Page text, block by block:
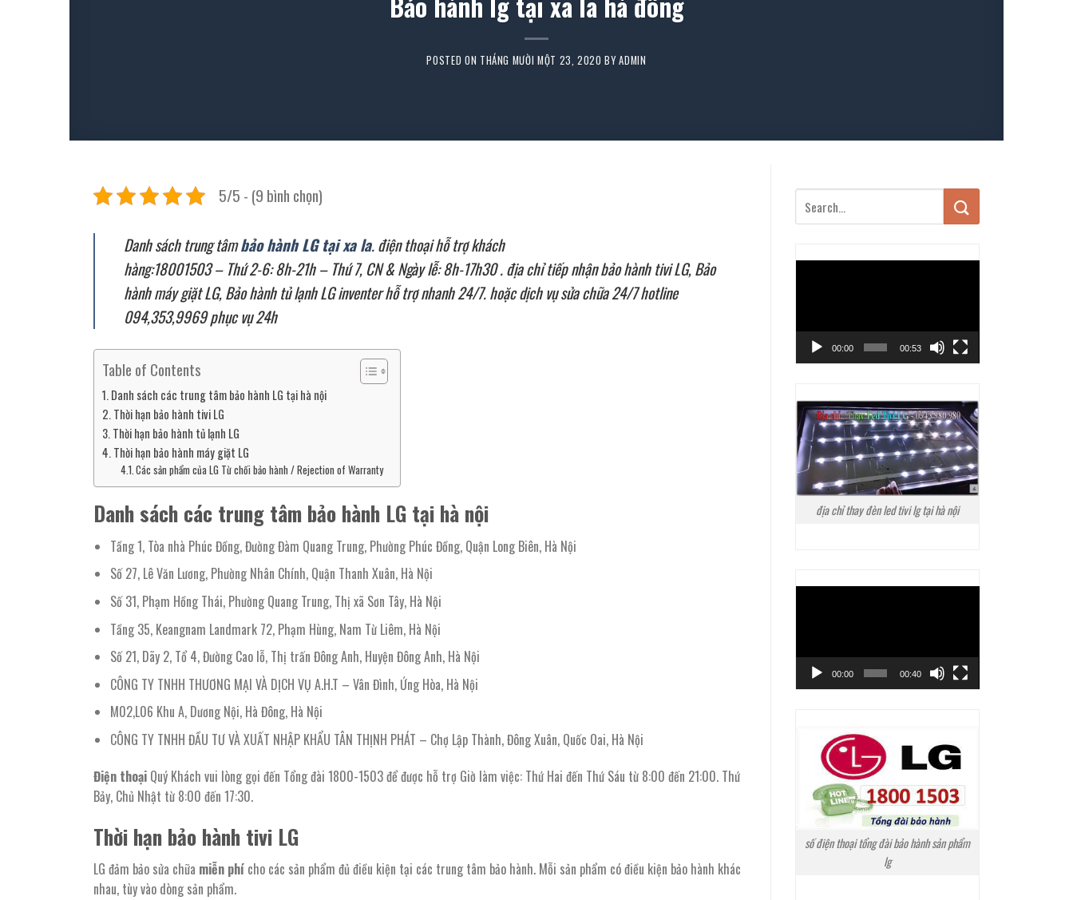
POSTED ON THÁNG MƯỜI MỘT 23, 2020 BYADMIN
5/5 - (9 bình chọn)
Danh sách trung tâmbảo hành LG tại xa la. điện thoại hỗ trợ khách
hàng:18001503 – Thứ 2-6: 8h-21h – Thứ 7, CN & Ngày lễ: 8h-17h30 . địa chỉ tiếp nhận bảo hành tivi LG, Bảo
hành máy giặt LG, Bảo hành tủ lạnh LG inventer hỗ trợ nhanh 24/7. hoặc dịch vụ sửa chữa 24/7 hotline
094,353,9969 phục vụ 24h
Table of Contents
Danh sách các trung tâm bảo hành LG tại hà nội
Thời hạn bảo hành tivi LG
Thời hạn bảo hành tủ lạnh LG
Thời hạn bảo hành máy giặt LG
Các sản phẩm của LG Từ chối bảo hành / Rejection of Warranty
Danh sách các trung tâm bảo hành LG tại hà nội
Tầng 1, Tòa nhà Phúc Đồng, Đường Đàm Quang Trung, Phường Phúc Đồng, Quận Long Biên, Hà Nội
Số 27, Lê Văn Lương, Phường Nhân Chính, Quận Thanh Xuân, Hà Nội
Số 31, Phạm Hồng Thái, Phường Quang Trung, Thị xã Sơn Tây, Hà Nội
Tầng 35, Keangnam Landmark 72, Phạm Hùng, Nam Từ Liêm, Hà Nội
Số 21, Dãy 2, Tổ 4, Đường Cao lỗ, Thị trấn Đông Anh, Huyện Đông Anh, Hà Nội
CÔNG TY TNHH THƯƠNG MẠI VÀ DỊCH VỤ A.H.T – Vân Đình, Ứng Hòa, Hà Nội
M02,L06 Khu A, Dương Nội, Hà Đông, Hà Nội
CÔNG TY TNHH ĐẦU TƯ VÀ XUẤT NHẬP KHẨU TÂN THỊNH PHÁT – Chợ Lập Thành, Đông Xuân, Quốc Oai, Hà Nội
Điện thoại Quý Khách vui lòng gọi đến Tổng đài 1800-1503 để được hỗ trợ Giờ làm việc: Thứ Hai đến Thứ Sáu từ 8:00 đến 21:00. Thứ
Bảy, Chủ Nhật từ 8:00 đến 17:30.
Thời hạn bảo hành tivi LG
LG đảm bảo sửa chữa miễn phí cho các sản phẩm đủ điều kiện tại các trung tâm bảo hành. Mỗi sản phẩm có điều kiện bảo hành khác
nhau, tùy vào dòng sản phẩm.
00:00 00:53
địa chỉ thay đèn led tivi lg tại hà nội
00:00 00:40
số điện thoại tổng đài bảo hành sản phẩm
lg